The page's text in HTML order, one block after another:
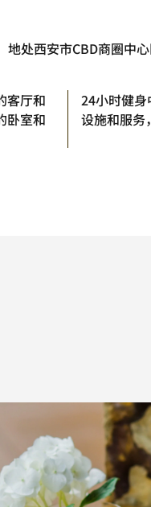
地处西安市CBD商圈中
客厅和
卧室和
24小时健
设施和服务